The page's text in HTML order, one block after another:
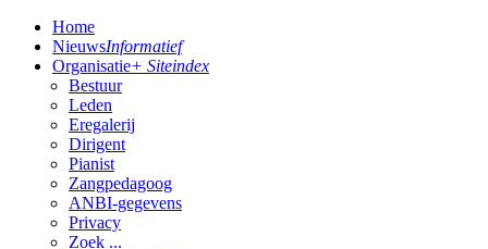
Home
NieuwsInformatief
Organisatie+ Siteindex
Bestuur
Leden
Eregalerij
Dirigent
Pianist
Zangpedagoog
ANBI-gegevens
Privacy
Zoek ...